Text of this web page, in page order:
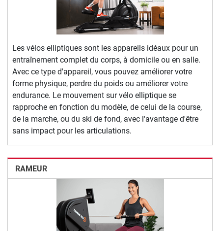
Les vélos elliptiques sont les appareils idéaux pour un
entraînement complet du corps, à domicile ou en salle.
Avec ce type d'appareil, vous pouvez améliorer votre
forme physique, perdre du poids ou améliorer votre
endurance. Le mouvement sur vélo elliptique se
rapproche en fonction du modèle, de celui de la course,
de la marche, ou du ski de fond, avec l'avantage d'être
sans impact pour les articulations.
RAMEUR